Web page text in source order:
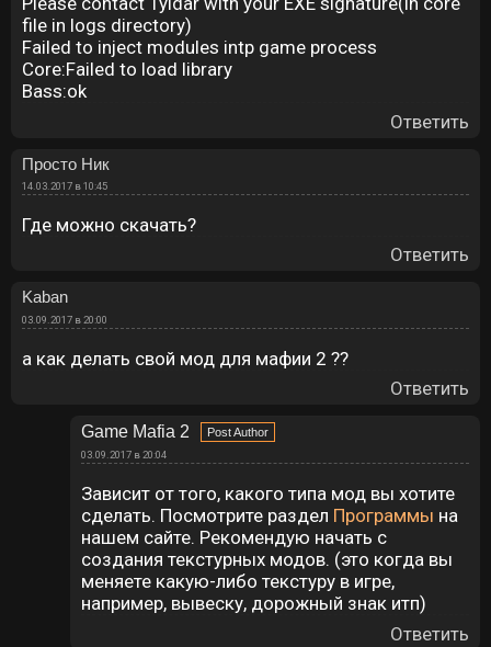
file in logs directory)
Failed to inject modules intp game process
Core:Failed to load library
Bass:ok
Ответить
Просто Ник
14.03.2017 в 10:45
Где можно скачать?
Ответить
Kaban
03.09.2017 в 20:00
а как делать свой мод для мафии 2 ??
Ответить
Game Mafia 2
03.09.2017 в 20:04
Зависит от того, какого типа мод вы хотите
сделать. Посмотрите раздел Программы на
нашем сайте. Рекомендую начать с
создания текстурных модов. (это когда вы
меняете какую-либо текстуру в игре,
например, вывеску, дорожный знак итп)
Ответить